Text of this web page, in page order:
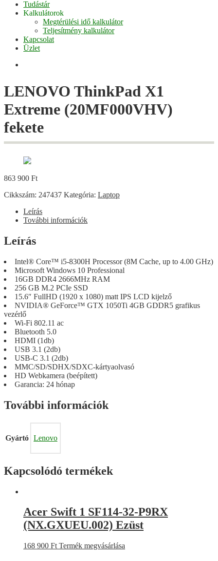
Tudástár
Kalkulátorok
Megtérülési idő kalkulátor
Teljesítmény kalkulátor
Kapcsolat
Üzlet
LENOVO ThinkPad X1
Extreme (20MF000VHV)
fekete
863 900 Ft
Cikkszám: 247437 Kategória: Laptop
Leírás
További információk
Leírás
Intel® Core™ i5-8300H Processor (8M Cache, up to 4.00 GHz)
Microsoft Windows 10 Professional
16GB DDR4 2666MHz RAM
256 GB M.2 PCIe SSD
15.6″ FullHD (1920 x 1080) matt IPS LCD kijelző
NVIDIA® GeForce™ GTX 1050Ti 4GB GDDR5 grafikus
vezérlő
Wi-Fi 802.11 ac
Bluetooth 5.0
HDMI (1db)
USB 3.1 (2db)
USB-C 3.1 (2db)
MMC/SD/SDHX/SDXC-kártyaolvasó
HD Webkamera (beépített)
Garancia: 24 hónap
További információk
Gyártó Lenovo
Kapcsolódó termékek
Acer Swift 1 SF114-32-P9RX
(NX.GXUEU.002) Ezüst
168 900 Ft Termék megvásárlása